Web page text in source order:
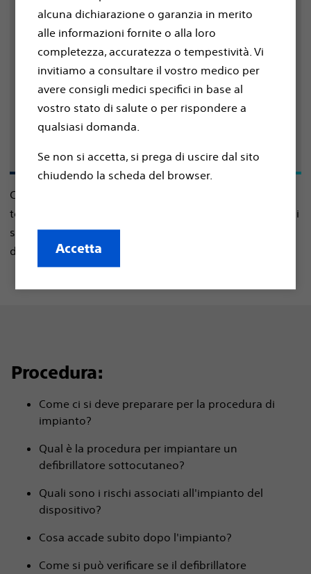
alcuna dichiarazione o garanzia in merito
alle informazioni fornite o alla loro
completezza, accuratezza o tempestività. Vi
invitiamo a consultare il vostro medico per
avere consigli medici specifici in base al
vostro stato di salute o per rispondere a
qualsiasi domanda.
Se non si accetta, si prega di uscire dal sito
chiudendo la scheda del browser.
Accetta
Usi questo strumento di
assistenza
Stampi e condivida:Ha bisogno di aiuto per
parlare con il suo medico della procedura
d'impianto? Usi le funzioni di stampa del suo
browser o il pulsante e-mail per condividere
Cosa comporta la procedura d'impianto? Quanto
tempo occorre per il recupero? Le domande riportate di
seguito possono aiutare a ottenere le risposte
desiderate.
Procedura:
Come ci si deve preparare per la procedura di
impianto?
Qual è la procedura per impiantare un
defibrillatore sottocutaneo?
Quali sono i rischi associati all'impianto del
dispositivo?
Cosa accade subito dopo l'impianto?
Come si può verificare se il defibrillatore